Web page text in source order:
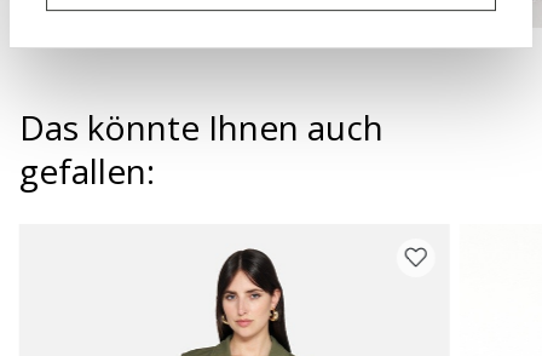
Das könnte Ihnen auch
gefallen: